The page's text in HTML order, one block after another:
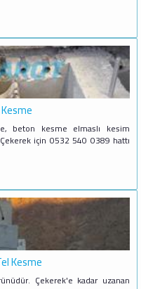
beton kesme elmaslı kesim
için 0532 540 0389 hattı
Kesme
Çekerek'e kadar uzanan